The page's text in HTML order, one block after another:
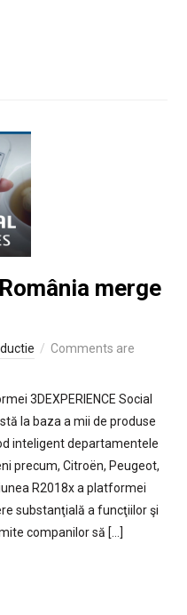
merge
Comments are
3DEXPERIENCE Social
la baza a mii de produse
inteligent departamentele
precum, Citroën, Peugeot,
R2018x a platformei
substanţială a funcţiilor şi
companilor să […]